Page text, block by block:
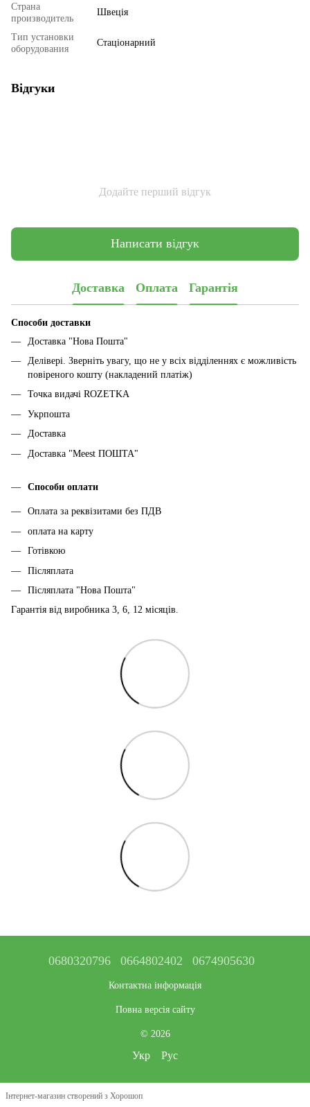
Страна
производитель
Швеція
Тип установки
оборудования
Стаціонарний
Відгуки
Додайте перший відгук
Написати відгук
Доставка Оплата Гарантія
Способи доставки
Доставка "Нова Пошта"
Делівері. Зверніть увагу, що не у всіх відділеннях є можливість
повіреного кошту (накладений платіж)
Точка видачі ROZETKA
Укрпошта
Доставка
Доставка "Meest ПОШТА"
Способи оплати
Оплата за реквізитами без ПДВ
оплата на карту
Готівкою
Післяплата
Післяплата "Нова Пошта"
Гарантія від виробника 3, 6, 12 місяців.
0680320796 0664802402 0674905630
Контактна інформація
Повна версія сайту
© 2026
Укр Рус
Інтернет-магазин створений з Хорошоп